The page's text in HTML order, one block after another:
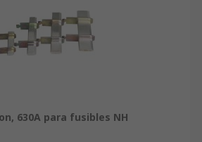
630A para fusibles NH